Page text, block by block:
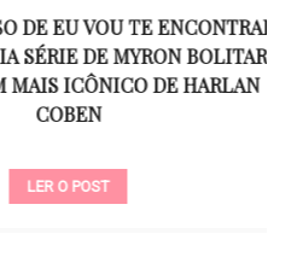
EU VOU TE ENCONTRAR,
DE MYRON BOLITAR, O
ICÔNICO DE HARLAN
COBEN
O POST